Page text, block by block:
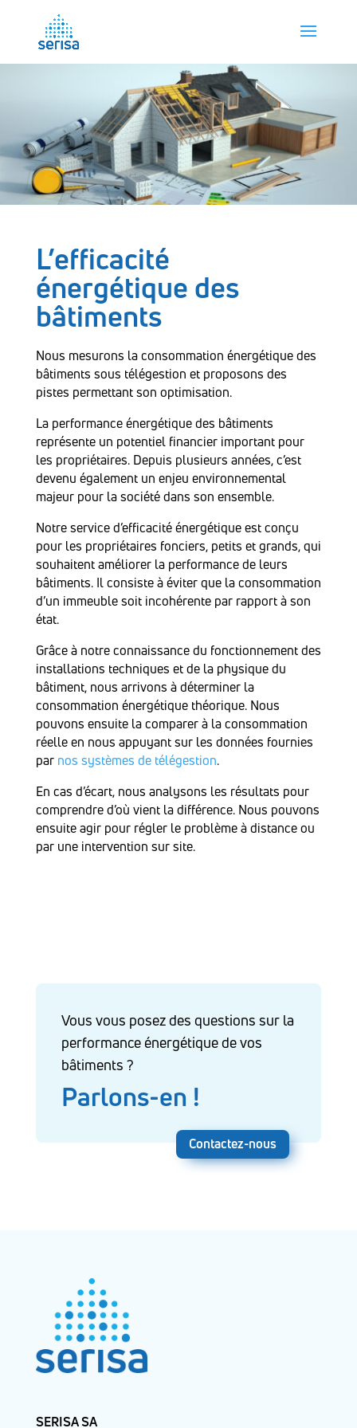
L’efficacité
énergétique des
bâtiments
Nous mesurons la consommation énergétique des
bâtiments sous télégestion et proposons des
pistes permettant son optimisation.
La performance énergétique des bâtiments
représente un potentiel financier important pour
les propriétaires. Depuis plusieurs années, c’est
devenu également un enjeu environnemental
majeur pour la société dans son ensemble.
Notre service d’efficacité énergétique est conçu
pour les propriétaires fonciers, petits et grands, qui
souhaitent améliorer la performance de leurs
bâtiments. Il consiste à éviter que la consommation
d’un immeuble soit incohérente par rapport à son
état.
Grâce à notre connaissance du fonctionnement des
installations techniques et de la physique du
bâtiment, nous arrivons à déterminer la
consommation énergétique théorique. Nous
pouvons ensuite la comparer à la consommation
réelle en nous appuyant sur les données fournies
par nos systèmes de télégestion.
En cas d’écart, nous analysons les résultats pour
comprendre d’où vient la différence. Nous pouvons
ensuite agir pour régler le problème à distance ou
par une intervention sur site.
Vous vous posez des questions sur la
performance énergétique de vos
bâtiments ?
Parlons-en !
Contactez-nous
SERISA SA